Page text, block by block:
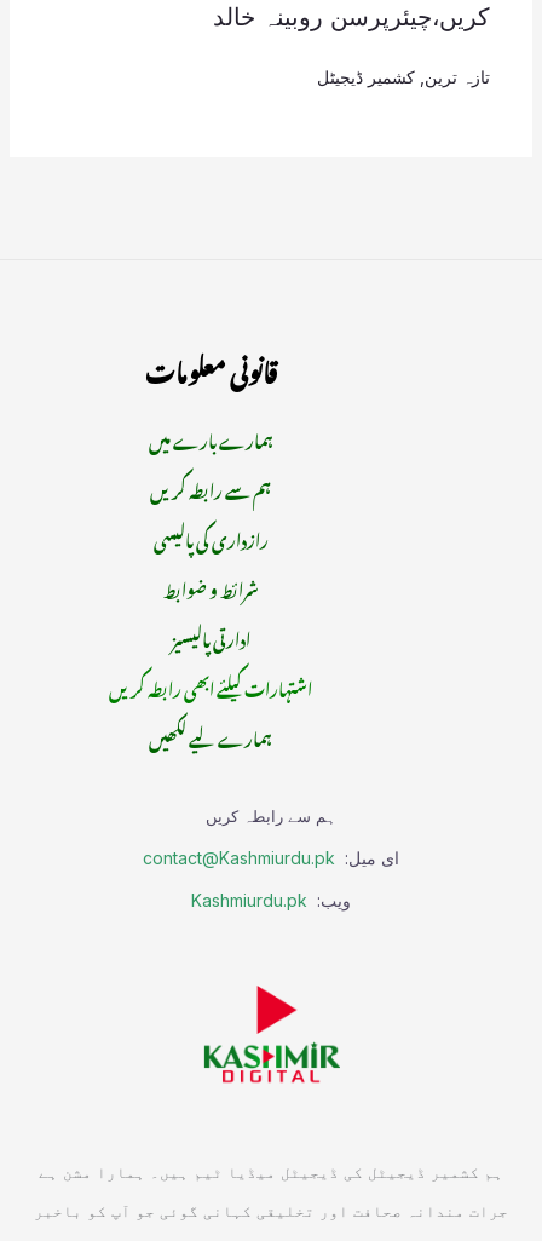
کریں،چیئرپرسن روبینہ خالد
تازہ ترین کشمیر ڈیجیٹل
قانونی معلومات
ہمارے بارے میں
ہم سے رابطہ کریں
رازداری کی پالیسی
شرائط و ضوابط
ادارتی پالیسیز
اشتہارات کیلئے ابھی رابطہ کریں
ہمارے لیے لکھیں
ہم سے رابطہ کریں
ای میل: contact@Kashmiurdu.pk
ویب: Kashmiurdu.pk
ہم کشمیر ڈیجیٹل کی ڈیجیٹل میڈیا ٹیم ہیں۔ ہمارا مشن ہے
جرات مندانہ صحافت اور تخلیقی کہانی گوئی جو آپ کو باخبر